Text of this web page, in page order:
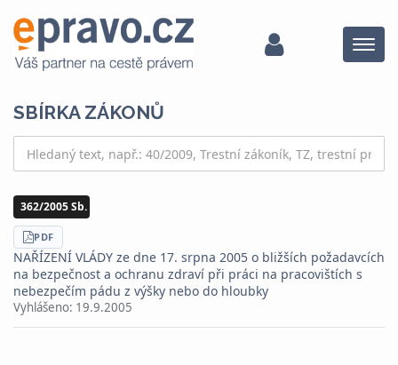
Menu
SBÍRKA ZÁKONŮ
362/2005 Sb.
STÁHNOUT
PDF
NAŘÍZENÍ VLÁDY ze dne 17. srpna 2005 o bližších požadavcích
na bezpečnost a ochranu zdraví při práci na pracovištích s
nebezpečím pádu z výšky nebo do hloubky
Vyhlášeno: 19.9.2005